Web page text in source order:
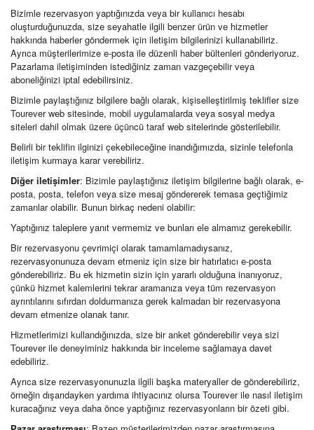
Bizimle rezervasyon yaptığınızda veya bir kullanıcı hesabı
oluşturduğunuzda, size seyahatle ilgili benzer ürün ve hizmetler
hakkında haberler göndermek için iletişim bilgilerinizi kullanabiliriz.
Ayrıca müşterilerimize e-posta ile düzenli haber bültenleri gönderiyoruz.
Pazarlama iletişiminden istediğiniz zaman vazgeçebilir veya
aboneliğinizi iptal edebilirsiniz.
Bizimle paylaştığınız bilgilere bağlı olarak, kişiselleştirilmiş teklifler size
Tourever web sitesinde, mobil uygulamalarda veya sosyal medya
siteleri dahil olmak üzere üçüncü taraf web sitelerinde gösterilebilir.
Belirli bir teklifin ilginizi çekebileceğine inandığımızda, sizinle telefonla
iletişim kurmaya karar verebiliriz.
Diğer iletişimler: Bizimle paylaştığınız iletişim bilgilerine bağlı olarak, e-
posta, posta, telefon veya size mesaj göndererek temasa geçtiğimiz
zamanlar olabilir. Bunun birkaç nedeni olabilir:
Yaptığınız taleplere yanıt vermemiz ve bunları ele almamız gerekebilir.
Bir rezervasyonu çevrimiçi olarak tamamlamadıysanız,
rezervasyonunuza devam etmeniz için size bir hatırlatıcı e-posta
gönderebiliriz. Bu ek hizmetin sizin için yararlı olduğuna inanıyoruz,
çünkü hizmet kalemlerini tekrar aramanıza veya tüm rezervasyon
ayrıntılarını sıfırdan doldurmanıza gerek kalmadan bir rezervasyona
devam etmenize olanak tanır.
Hizmetlerimizi kullandığınızda, size bir anket gönderebilir veya sizi
Tourever ile deneyiminiz hakkında bir inceleme sağlamaya davet
edebiliriz.
Ayrıca size rezervasyonunuzla ilgili başka materyaller de gönderebiliriz,
örneğin dışarıdayken yardıma ihtiyacınız olursa Tourever ile nasıl iletişim
kuracağınız veya daha önce yaptığınız rezervasyonların bir özeti gibi.